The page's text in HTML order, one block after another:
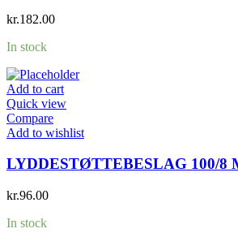
kr.182.00
In stock
Add to cart
Quick view
Compare
Add to wishlist
LYDDESTØTTEBESLAG 100/8
kr.96.00
In stock